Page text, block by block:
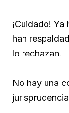
¡Cuidado!
han
lo rechazan.
No hay una